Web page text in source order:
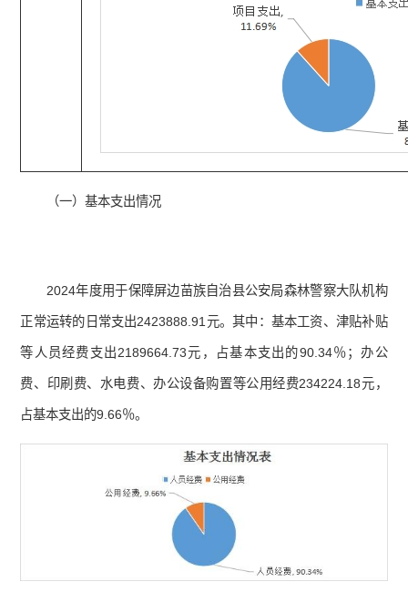
（一）基本支出情况
2024年度用于保障屏边苗族自治县公安局森林警察大队机构
正常运转的日常支出2423888.91元。其中：基本工资、津贴补贴
等人员经费支出2189664.73元，占基本支出的90.34％；办公
费、印刷费、水电费、办公设备购置等公用经费234224.18元，
占基本支出的9.66％。